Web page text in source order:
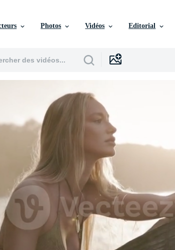
Photos Vidéos Editorial